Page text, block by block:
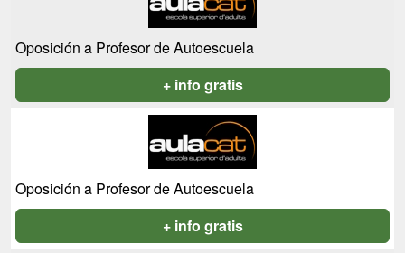
Oposición a Profesor de Autoescuela
+ info gratis
Oposición a Profesor de Autoescuela
+ info gratis